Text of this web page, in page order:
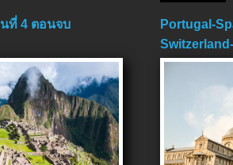
ที่ 4 ตอนจบ
Portugal-